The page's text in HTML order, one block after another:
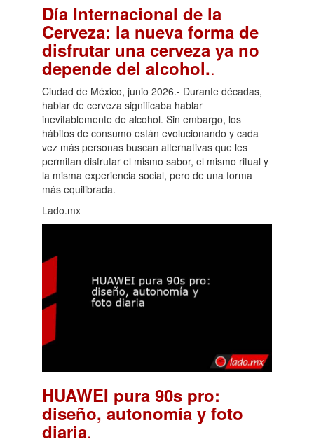
Día Internacional de la
Cerveza: la nueva forma de
disfrutar una cerveza ya no
depende del alcohol..
Ciudad de México, junio 2026.- Durante décadas,
hablar de cerveza significaba hablar
inevitablemente de alcohol. Sin embargo, los
hábitos de consumo están evolucionando y cada
vez más personas buscan alternativas que les
permitan disfrutar el mismo sabor, el mismo ritual y
la misma experiencia social, pero de una forma
más equilibrada.
Lado.mx
HUAWEI pura 90s pro:
diseño, autonomía y foto
diaria.